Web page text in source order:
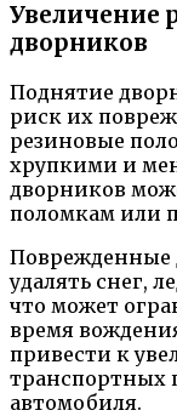
Увеличение
дворников
Поднятие
риск их
резиновые
хрупкими и
дворников
поломкам или
Поврежденные
удалять снег,
что может
время
привести к
транспортных
автомобиля.